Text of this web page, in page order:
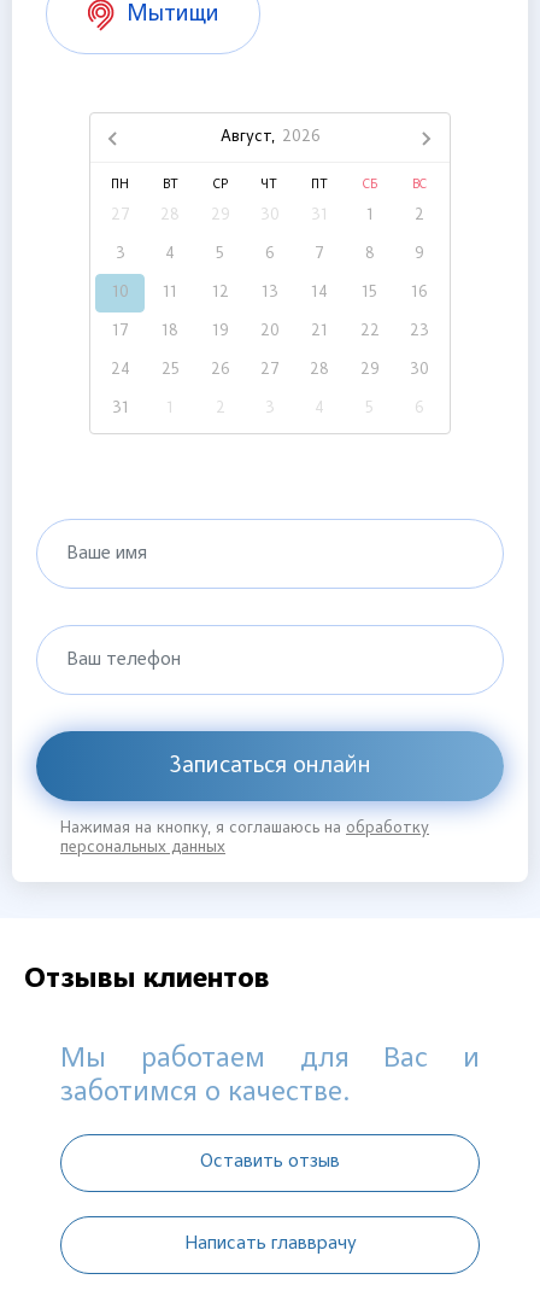
Мытищи
Август, 2026
ПН ВТ СР ЧТ СБ ВС
27 28 29 30 31 1 2
3 4 5 6 7 8 9
10 11 12 13 14 15 16
17 18 19 20 21 22 23
24 25 26 27 28 29 30
31 1 2 3 4 5 6
Ваше имя
Ваш телефон
Записаться онлайн
Нажимая на кнопку, я соглашаюсь на обработку
персональных данных
Отзывы клиентов
Мы работаем для Вас и
заботимся о качестве.
Оставить отзыв
Написать главврачу